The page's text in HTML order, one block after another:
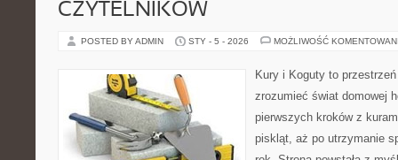
CZYTELNIKÓW
POSTED BY ADMIN STY - 5 - 2026 MOŻLIWOŚĆ
Kury i Koguty to
zrozumieć świat domowej
pierwszych kroków z
piskląt, aż po utrzymanie